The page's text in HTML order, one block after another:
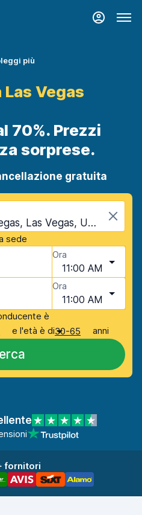
più
Vegas
70%. Prezzi
sorprese.
gratuita
Paradiso di Las Vegas, Las Vegas, USA - Nevada
sede
Ora
11:00 AM
Ora
11:00 AM
è
e l'età è di30-65 anni
fornitori